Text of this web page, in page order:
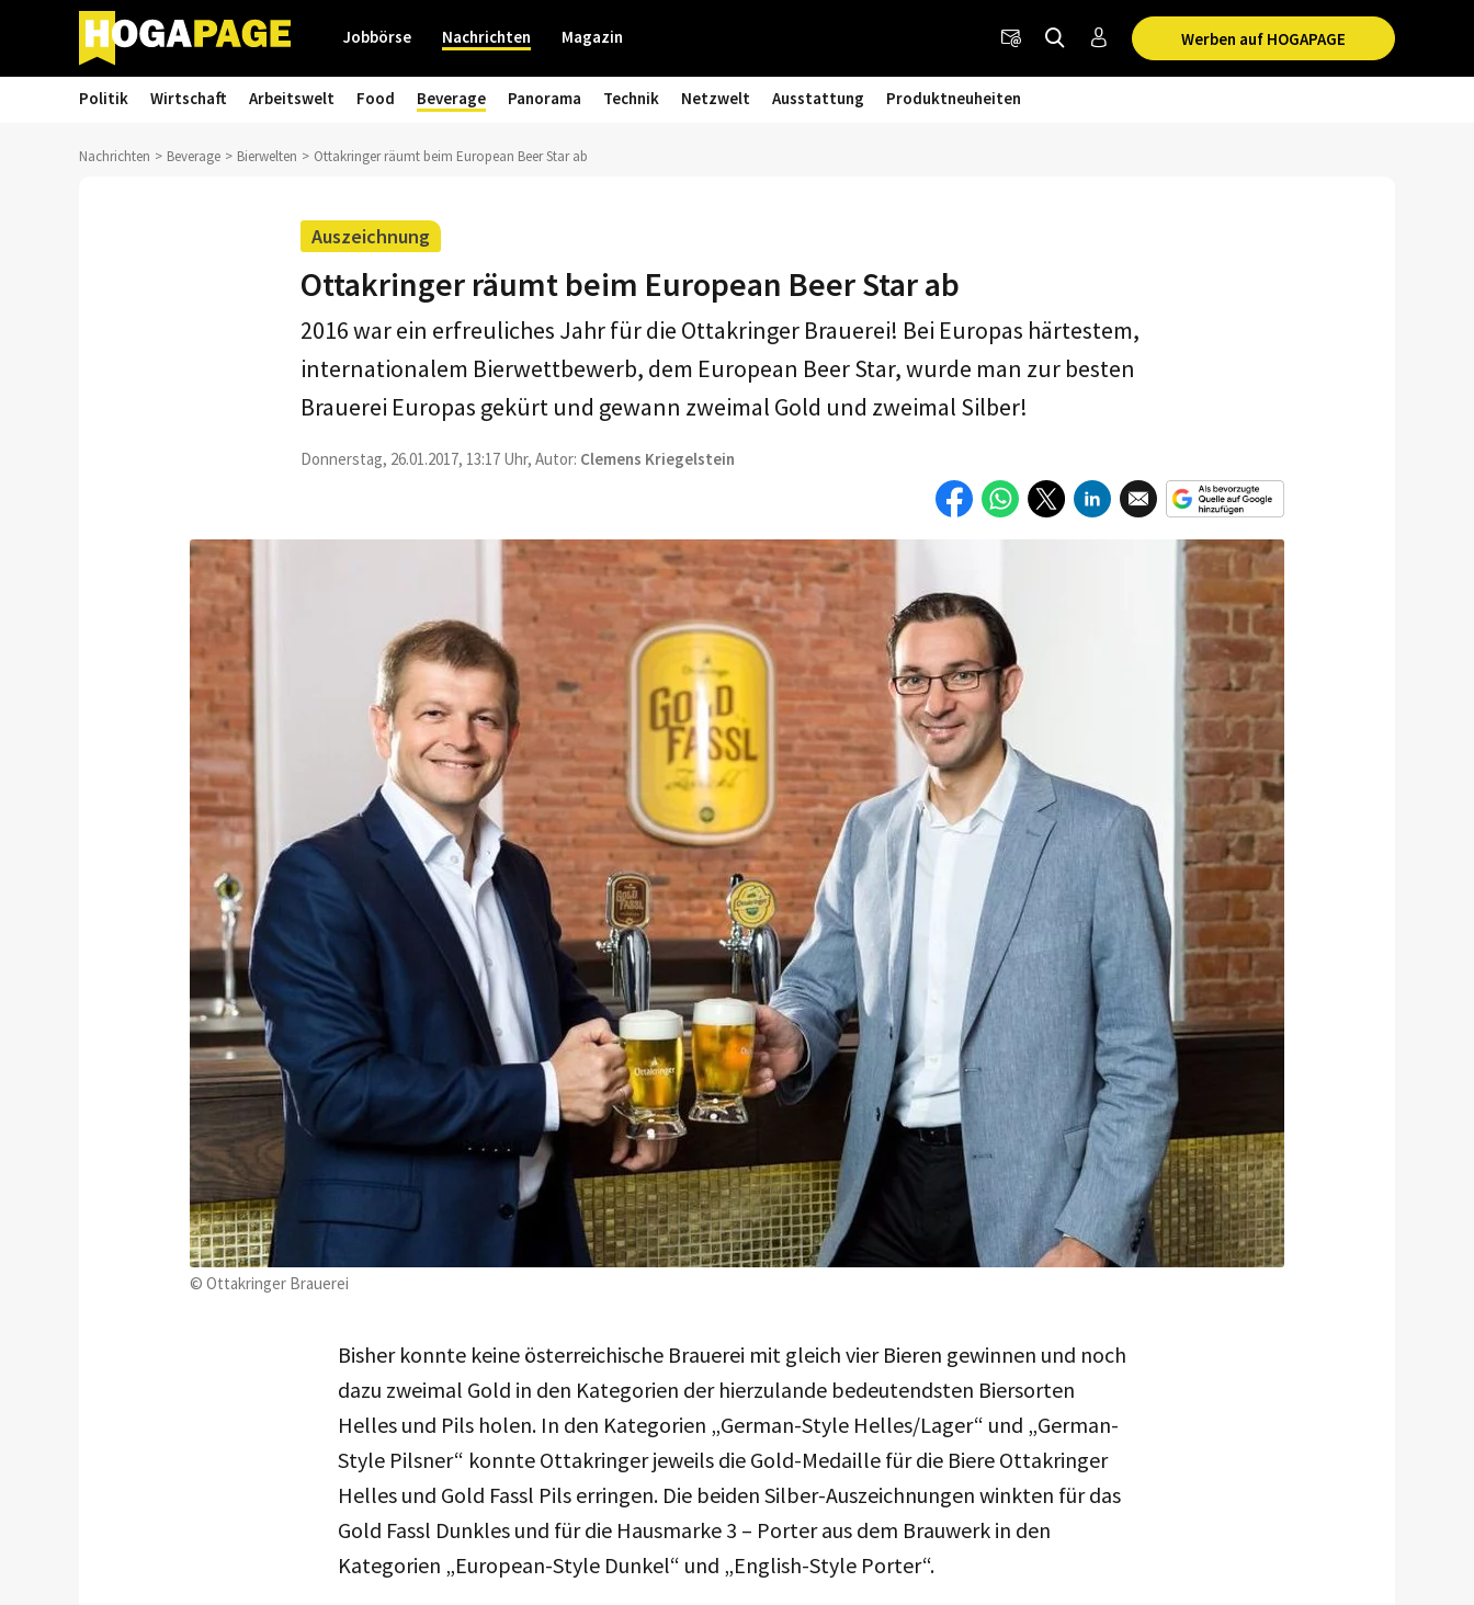
Werben auf HOGAPAGE
Jobbörse Nachrichten Magazin
Politik Wirtschaft Arbeitswelt Food Beverage Panorama Technik Netzwelt Ausstattung Produktneuheiten
Nachrichten Beverage Bierwelten Ottakringer räumt beim European Beer Star ab
Auszeichnung
Ottakringer räumt beim European Beer Star ab
© Ottakringer Brauerei
2016 war ein erfreuliches Jahr für die Ottakringer Brauerei! Bei Europas härtestem,
internationalem Bierwettbewerb, dem European Beer Star, wurde man zur besten
Brauerei Europas gekürt und gewann zweimal Gold und zweimal Silber!
Donnerstag, 26.01.2017, 13:17 Uhr, Autor: Clemens Kriegelstein
Bisher konnte keine österreichische Brauerei mit gleich vier Bieren gewinnen und noch
dazu zweimal Gold in den Kategorien der hierzulande bedeutendsten Biersorten
Helles und Pils holen. In den Kategorien „German-Style Helles/Lager“ und „German-
Style Pilsner“ konnte Ottakringer jeweils die Gold-Medaille für die Biere Ottakringer
Helles und Gold Fassl Pils erringen. Die beiden Silber-Auszeichnungen winkten für das
Gold Fassl Dunkles und für die Hausmarke 3 – Porter aus dem Brauwerk in den
Kategorien „European-Style Dunkel“ und „English-Style Porter“.